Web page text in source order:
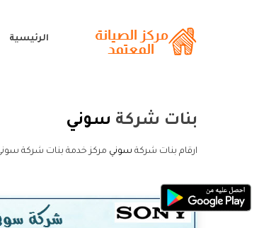
الرئيسية
بنات شركة سوني
ارقام بنات شركة سوني مركز خدمة بنات شركة